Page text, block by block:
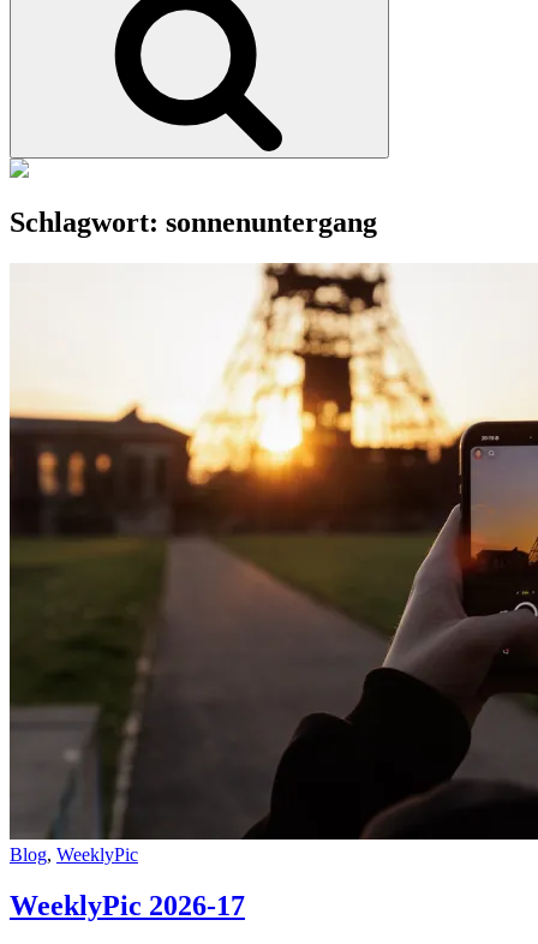
Schlagwort: sonnenuntergang
Cat
Blog, WeeklyPic
WeeklyPic 2026-17